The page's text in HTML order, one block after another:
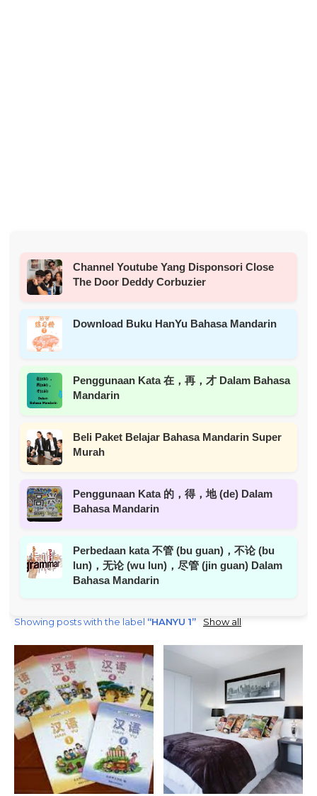
Channel Youtube Yang Disponsori Close
The Door Deddy Corbuzier
Download Buku HanYu Bahasa Mandarin
Penggunaan Kata 在，再，才 Dalam Bahasa
Mandarin
Beli Paket Belajar Bahasa Mandarin Super
Murah
Penggunaan Kata 的，得，地 (de) Dalam
Bahasa Mandarin
Perbedaan kata 不管 (bu guan)，不论 (bu
lun)，无论 (wu lun)，尽管 (jin guan) Dalam
Bahasa Mandarin
Showing posts with the label HANYU 1 Show all